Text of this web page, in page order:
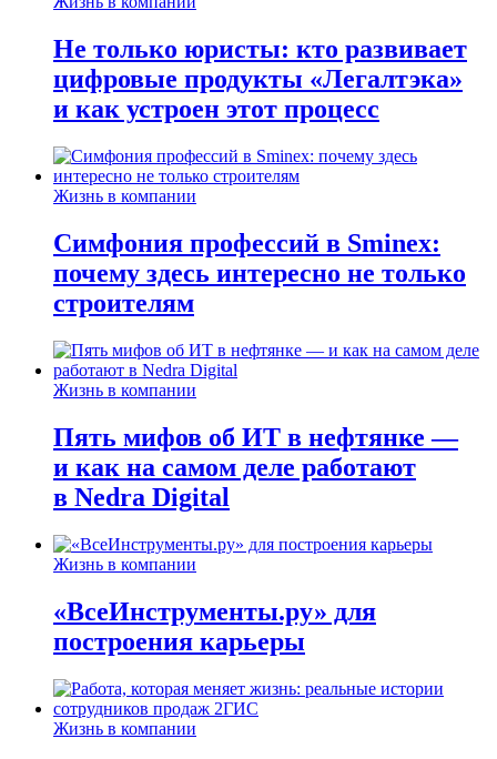
Не только юристы: кто развивает
цифровые продукты «Легалтэка»
и как устроен этот процесс
Жизнь в компании
Симфония профессий в Sminex:
почему здесь интересно не только
строителям
Жизнь в компании
Пять мифов об ИТ в нефтянке —
и как на самом деле работают
в Nedra Digital
Жизнь в компании
«ВсеИнструменты.ру» для
построения карьеры
Жизнь в компании